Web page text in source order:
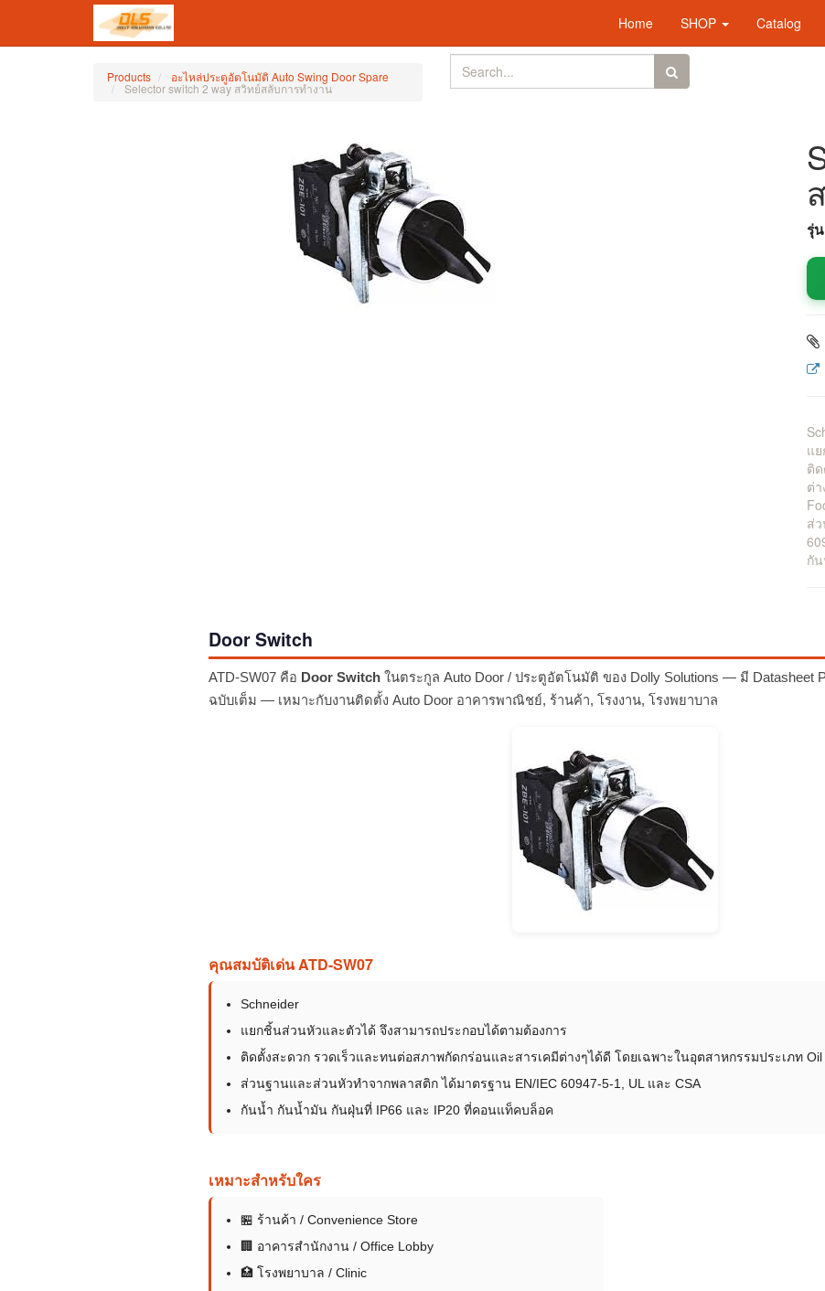
Home SHOP Catalog
Products อะไหล่ประตูอัตโนมัติ Auto Swing Door Spare
Selector switch 2 way สวิทย์สลับการทำงาน
รุ่
แ
ติ
ต่
ส่
กั
Door Switch
ATD-SW07 คือ Door Switch ในตระกูล Auto Door / ประตูอัตโนมัติ ของ Dolly Solutions — มี Datasheet
ฉบับเต็ม — เหมาะกับงานติดตั้ง Auto Door อาคารพาณิชย์, ร้านค้า, โรงงาน, โรงพยาบาล
คุณสมบัติเด่น ATD-SW07
Schneider
แยกชิ้นส่วนหัวและตัวได้ จึงสามารถประกอบได้ตามต้องการ
ติดตั้งสะดวก รวดเร็วและทนต่อสภาพกัดกร่อนและสารเคมีต่างๆได้ดี โดยเฉพาะในอุตสาหกรรมประเภท Oil
ส่วนฐานและส่วนหัวทำจากพลาสติก ได้มาตรฐาน EN/IEC 60947-5-1, UL และ CSA
กันน้ำ กันน้ำมัน กันฝุ่นที่ IP66 และ IP20 ที่คอนแท็คบล็อค
เหมาะสำหรับใคร
🏪 ร้านค้า / Convenience Store
🏢 อาคารสำนักงาน / Office Lobby
🏥 โรงพยาบาล / Clinic